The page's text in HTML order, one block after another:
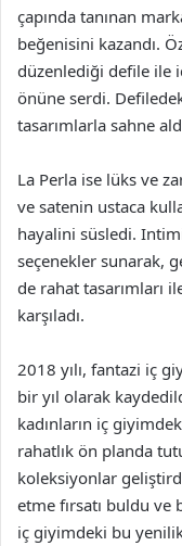
çapında tanınan
beğenisini kazandı.
düzenlediği defile ile
önüne serdi.
tasarımlarla sahne
La Perla ise lüks ve
ve satenin ustaca
hayalini süsledi.
seçenekler sunarak,
de rahat tasarımları
karşıladı.
2018 yılı, fantazi iç
bir yıl olarak
kadınların iç
rahatlık ön planda
koleksiyonlar
etme fırsatı buldu ve
iç giyimdeki bu